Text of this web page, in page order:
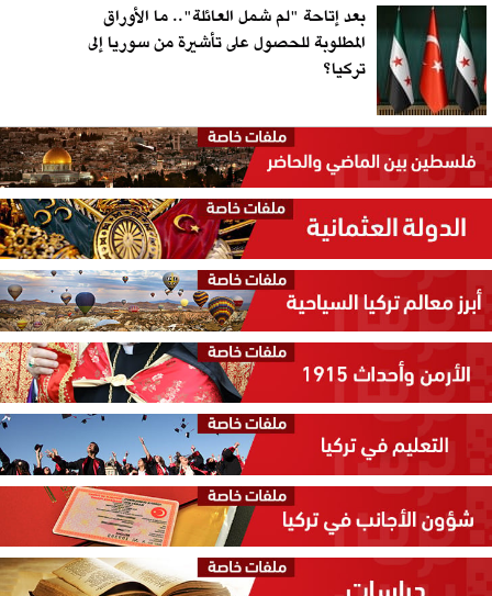
بعد إتاحة "لم شمل العائلة".. ما الأوراق
المطلوبة للحصول على تأشيرة من سوريا إلى
تركيا؟